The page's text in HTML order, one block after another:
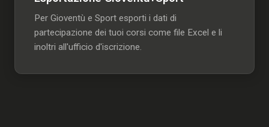
Per Gioventù e Sport esporti i dati di
partecipazione dei tuoi corsi come file Excel e li
inoltri all'ufficio d'iscrizione.